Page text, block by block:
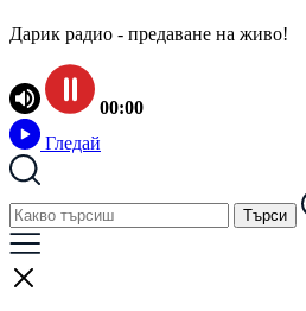
Дарик радио - предаване на живо!
00:00
Гледай